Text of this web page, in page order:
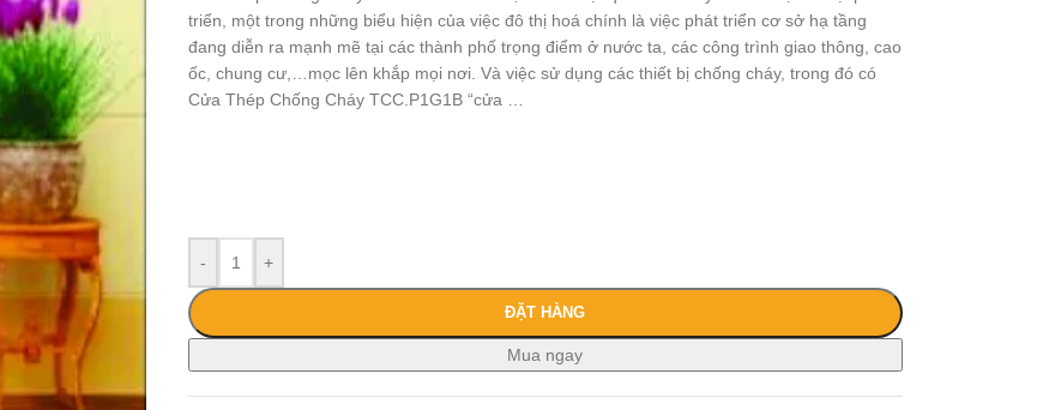
triển, một trong những biểu hiện của việc đô thị hoá chính là việc phát triển cơ sở hạ tầng
đang diễn ra mạnh mẽ tại các thành phố trọng điểm ở nước ta, các công trình giao thông, cao
ốc, chung cư,…mọc lên khắp mọi nơi. Và việc sử dụng các thiết bị chống cháy, trong đó có
Cửa Thép Chống Cháy TCC.P1G1B “cửa …
- +
ĐẶT HÀNG
Mua ngay